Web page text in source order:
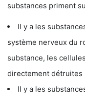
substances priment
Il y a les
système nerveux du
substance, les
directement détruites
Il y a les